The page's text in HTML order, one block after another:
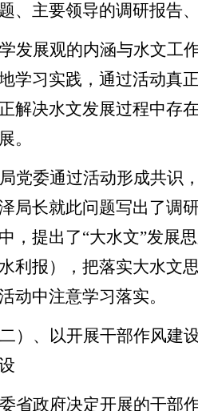
、主要领导的调研报告
发展观的内涵与水文工
学习实践，通过活动真
解决水文发展过程中存
。
党委通过活动形成共识
局长就此问题写出了调
，提出了“大水文”发展
利报），把落实大水文
动中注意学习落实。
二）、以开展干部作风建
省政府决定开展的干部